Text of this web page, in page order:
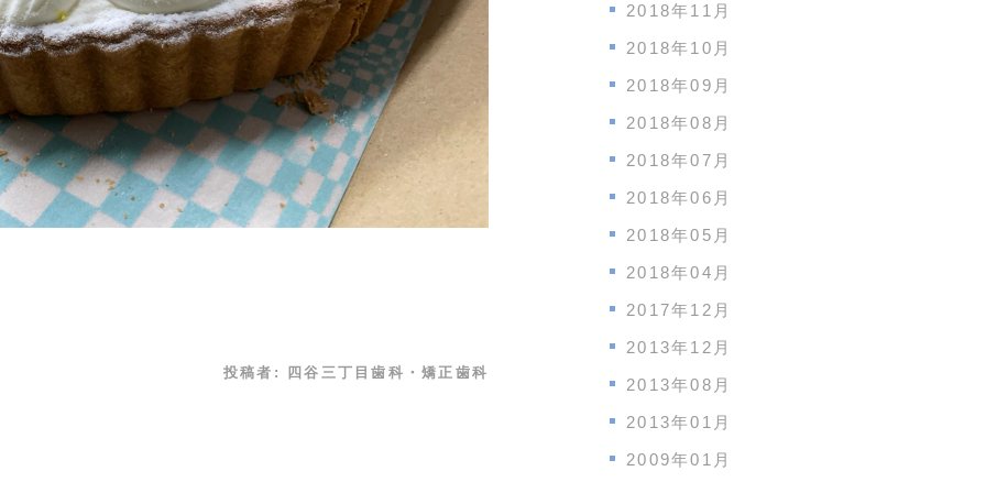
投稿者: 四谷三丁目歯科・矯正歯科
2018年11月
2018年10月
2018年09月
2018年08月
2018年07月
2018年06月
2018年05月
2018年04月
2017年12月
2013年12月
2013年08月
2013年01月
2009年01月